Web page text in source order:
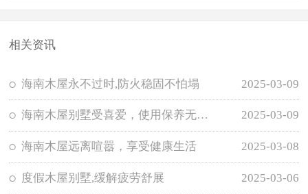
相关资讯
海南木屋永不过时,防火稳固不怕塌 2025-03-09
海南木屋别墅受喜爱，使用保养无需担忧 2025-03-09
海南木屋远离喧嚣，享受健康生活 2025-03-08
度假木屋别墅,缓解疲劳舒展 2025-03-06